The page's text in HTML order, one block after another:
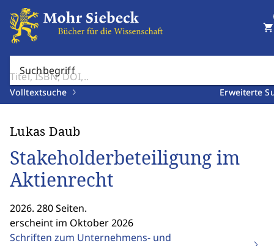
Suchbegriff
Volltextsuche Erweiterte
shopping_cart
Lukas Daub
Stakeholderbeteiligung im
Aktienrecht
2026. 280 Seiten.
erscheint im Oktober 2026
Schriften zum Unternehmens- und